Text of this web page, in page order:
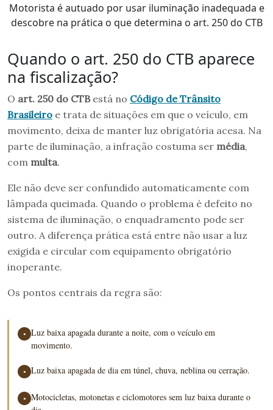
Motorista é autuado por usar iluminação inadequada e
descobre na prática o que determina o art. 250 do CTB
Quando o art. 250 do CTB aparece
na fiscalização?
O art. 250 do CTBestá no Código de Trânsito
Brasileiro e trata de situações em que o veículo, em
movimento, deixa de manter luz obrigatória acesa. Na
parte de iluminação, a infração costuma ser média,
com multa.
Ele não deve ser confundido automaticamente com
lâmpada queimada. Quando o problema é defeito no
sistema de iluminação, o enquadramento pode ser
outro. A diferença prática está entre não usar a luz
exigida e circular com equipamento obrigatório
inoperante.
Os pontos centrais da regra são:
●
Luz baixa apagada durante a noite, com o veículo em
movimento.
● Luz baixa apagada de dia em túnel, chuva, neblina ou cerração.
●
Motocicletas, motonetas e ciclomotores sem luz baixa durante o